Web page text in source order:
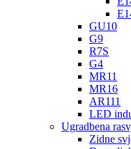
GU10
G9
R7S
G4
MR11
MR16
AR111
LED
Ugradbena
Zidne